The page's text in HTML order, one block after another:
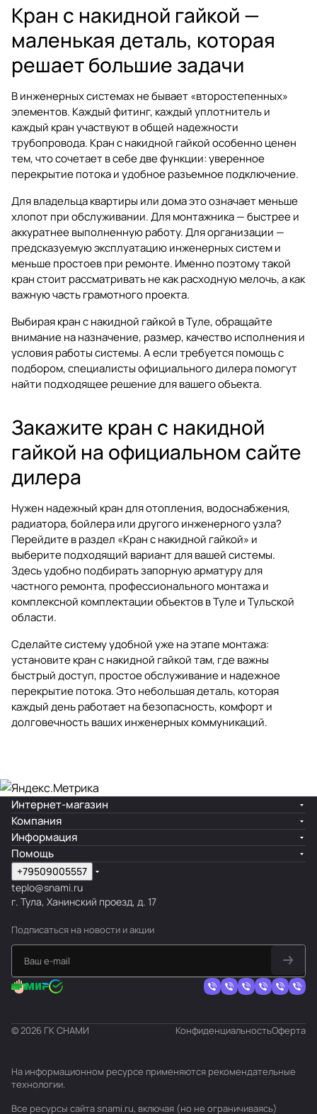
Кран с накидной гайкой —
маленькая деталь, которая
решает большие задачи
В инженерных системах не бывает «второстепенных»
элементов. Каждый фитинг, каждый уплотнитель и
каждый кран участвуют в общей надежности
трубопровода. Кран с накидной гайкой особенно ценен
тем, что сочетает в себе две функции: уверенное
перекрытие потока и удобное разъемное подключение.
Для владельца квартиры или дома это означает меньше
хлопот при обслуживании. Для монтажника — быстрее и
аккуратнее выполненную работу. Для организации —
предсказуемую эксплуатацию инженерных систем и
меньше простоев при ремонте. Именно поэтому такой
кран стоит рассматривать не как расходную мелочь, а как
важную часть грамотного проекта.
Выбираякран с накидной гайкой в Туле, обращайте
внимание на назначение, размер, качество исполнения и
условия работы системы. А если требуется помощь с
подбором, специалисты официального дилера помогут
найти подходящее решение для вашего объекта.
Закажите кран с накидной
гайкой на официальном сайте
дилера
Нужен надежный кран для отопления, водоснабжения,
радиатора, бойлера или другого инженерного узла?
Перейдите в раздел «Кран с накидной гайкой» и
выберите подходящий вариант для вашей системы.
Здесь удобно подбирать запорную арматуру для
частного ремонта, профессионального монтажа и
комплексной комплектации объектов в Туле и Тульской
области.
Сделайте систему удобной уже на этапе монтажа:
установите кран с накидной гайкой там, где важны
быстрый доступ, простое обслуживание и надежное
перекрытие потока. Это небольшая деталь, которая
каждый день работает на безопасность, комфорт и
долговечность ваших инженерных коммуникаций.
Интернет-магазин
Компания
Информация
Помощь
+79509005557
teplo@snami.ru
г. Тула, Ханинский проезд, д. 17
Подписаться на новости и акции
© 2026 ГК СНАМИ КонфиденциальностьОферта
На информационном ресурсе применяются рекомендательные
технологии.
Все ресурсы сайта snami.ru, включая (но не ограничиваясь)